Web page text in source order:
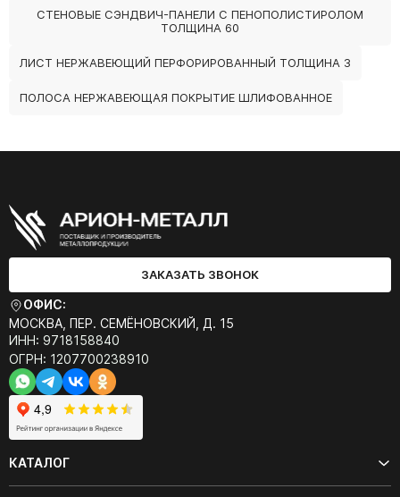
СТЕНОВЫЕ СЭНДВИЧ-ПАНЕЛИ С ПЕНОПОЛИСТИРОЛОМ
ТОЛЩИНА 60
ЛИСТ НЕРЖАВЕЮЩИЙ ПЕРФОРИРОВАННЫЙ ТОЛЩИНА 3
ПОЛОСА НЕРЖАВЕЮЩАЯ ПОКРЫТИЕ ШЛИФОВАННОЕ
ЗАКАЗАТЬ ЗВОНОК
ОФИС:
МОСКВА, ПЕР. СЕМЁНОВСКИЙ, Д. 15
ИНН: 9718158840
ОГРН: 1207700238910
КАТАЛОГ